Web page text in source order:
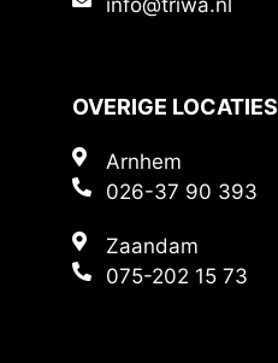
OVERIGE LOCATIES
Arnhem
026-37 90 393
Zaandam
075-202 15 73